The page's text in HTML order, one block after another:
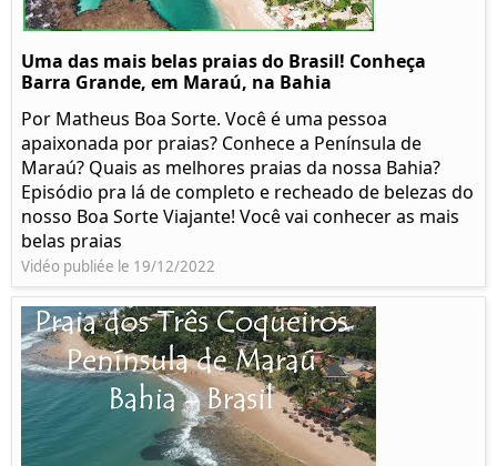
Uma das mais belas praias do Brasil! Conheça
Barra Grande, em Maraú, na Bahia
Por Matheus Boa Sorte. Você é uma pessoa
apaixonada por praias? Conhece a Península de
Maraú? Quais as melhores praias da nossa Bahia?
Episódio pra lá de completo e recheado de belezas do
nosso Boa Sorte Viajante! Você vai conhecer as mais
belas praias
Vidéo publiée le 19/12/2022